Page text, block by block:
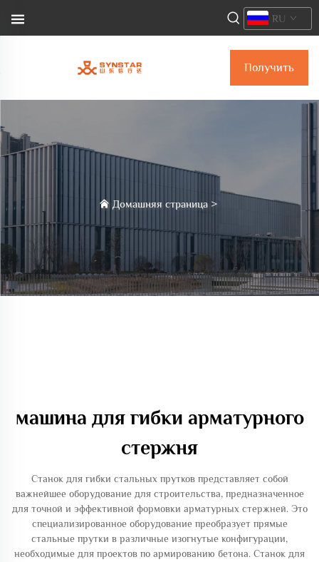
Получить
коммерческое
RU
Домашняя страница >
машина для гибки арматурного
стержня
Станок для гибки стальных прутков представляет собой
важнейшее оборудование для строительства, предназначенное
для точной и эффективной формовки арматурных стержней. Это
специализированное оборудование преобразует прямые
стальные прутки в различные изогнутые конфигурации,
необходимые для проектов по армированию бетона. Станок для